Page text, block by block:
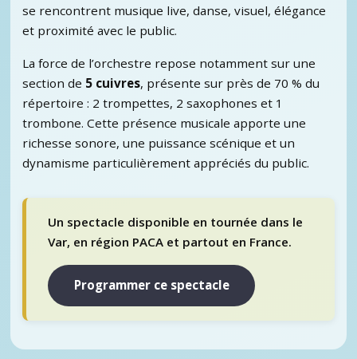
se rencontrent musique live, danse, visuel, élégance
et proximité avec le public.
La force de l’orchestre repose notamment sur une
section de 5 cuivres, présente sur près de 70 % du
répertoire : 2 trompettes, 2 saxophones et 1
trombone. Cette présence musicale apporte une
richesse sonore, une puissance scénique et un
dynamisme particulièrement appréciés du public.
Un spectacle disponible en tournée dans le
Var, en région PACA et partout en France.
Programmer ce spectacle